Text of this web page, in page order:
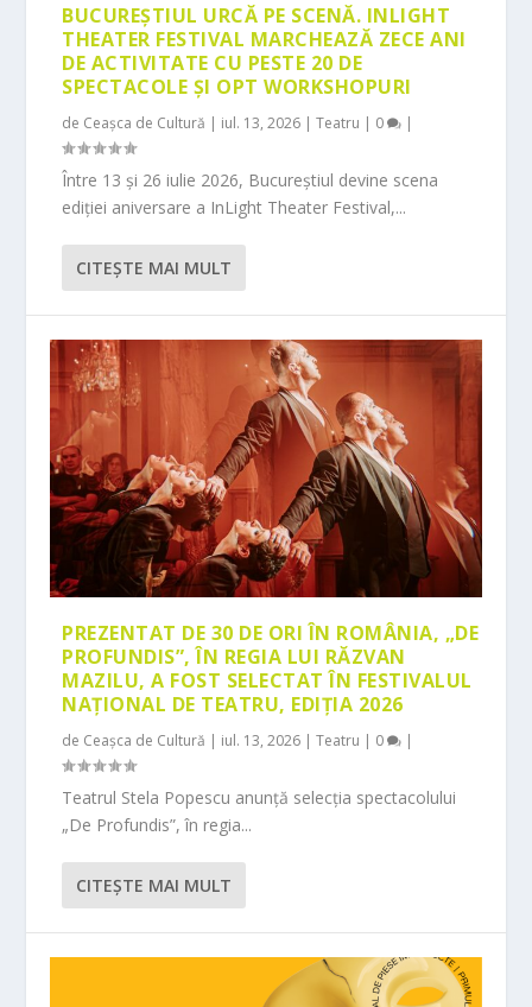
BUCUREȘTIUL URCĂ PE SCENĂ. INLIGHT
THEATER FESTIVAL MARCHEAZĂ ZECE ANI
DE ACTIVITATE CU PESTE 20 DE
SPECTACOLE ȘI OPT WORKSHOPURI
de Ceașca de Cultură | iul. 13, 2026 |Teatru | 0 |
Între 13 și 26 iulie 2026, Bucureștiul devine scena
ediției aniversare a InLight Theater Festival,...
CITEŞTE MAI MULT
PREZENTAT DE 30 DE ORI ÎN ROMÂNIA, „DE
PROFUNDIS”, ÎN REGIA LUI RĂZVAN
MAZILU, A FOST SELECTAT ÎN FESTIVALUL
NAȚIONAL DE TEATRU, EDIȚIA 2026
de Ceașca de Cultură | iul. 13, 2026 |Teatru | 0 |
Teatrul Stela Popescu anunță selecția spectacolului
„De Profundis”, în regia...
CITEŞTE MAI MULT